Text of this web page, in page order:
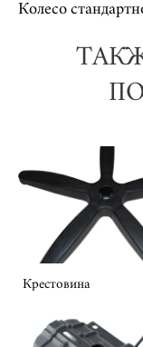
Колесо
Крестовина